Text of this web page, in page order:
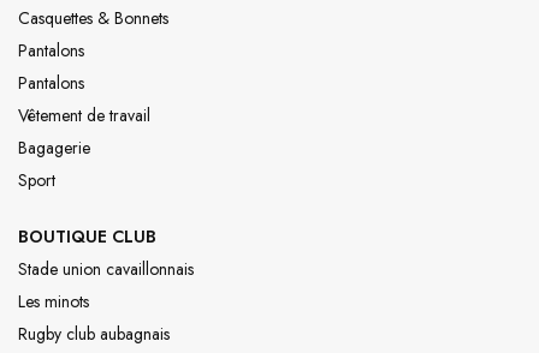
Casquettes & Bonnets
Pantalons
Pantalons
Vêtement de travail
Bagagerie
Sport
BOUTIQUE CLUB
Stade union cavaillonnais
Les minots
Rugby club aubagnais